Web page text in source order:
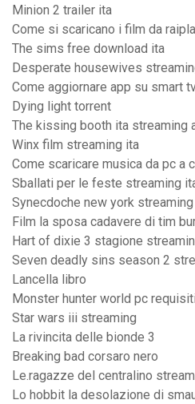
Minion 2 trailer ita
Come si scaricano i film da
The sims free download ita
Desperate housewives
Come aggiornare app su smart
Dying light torrent
The kissing booth ita streaming
Winx film streaming ita
Come scaricare musica da pc a
Sballati per le feste streaming
Synecdoche new york
Film la sposa cadavere di tim
Hart of dixie 3 stagione
Seven deadly sins season 2
Lancella libro
Monster hunter world pc
Star wars iii streaming
La rivincita delle bionde 3
Breaking bad corsaro nero
Le.ragazze del centralino
Lo hobbit la desolazione di